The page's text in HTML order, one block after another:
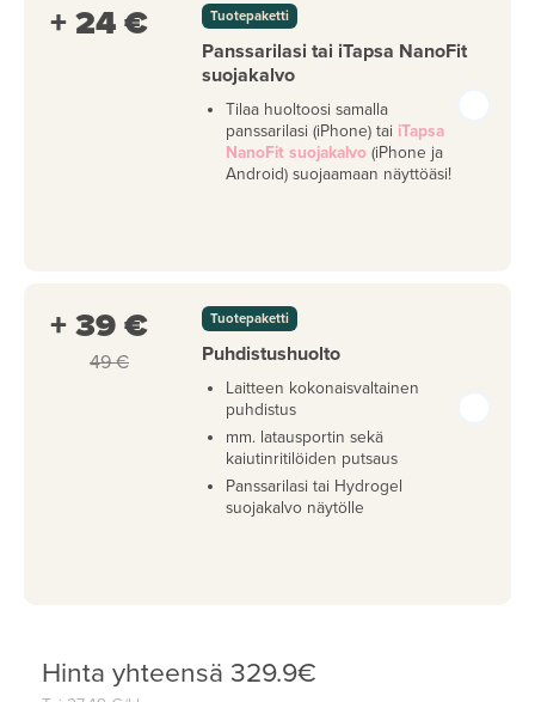
+ 24 € Tuotepaketti
Panssarilasi tai iTapsa NanoFit
suojakalvo
Tilaa huoltoosi samalla
panssarilasi (iPhone) tai iTapsa
NanoFit suojakalvo (iPhone ja
Android) suojaamaan näyttöäsi!
+ 39 €
49 €
Tuotepaketti
Puhdistushuolto
Laitteen kokonaisvaltainen
puhdistus
mm. latausportin sekä
kaiutinritilöiden putsaus
Panssarilasi tai Hydrogel
suojakalvo näytölle
Hinta yhteensä 329.9€